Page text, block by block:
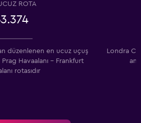
ROTA
düzenlenen en ucuz uçuş
Prag Havaalanı - Frankfurt
rotasıdır
Londra